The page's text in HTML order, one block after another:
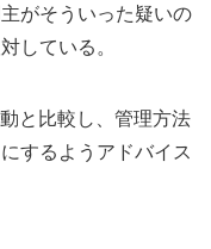
がそういった疑いの
している。
と比較し、管理方法
するようアドバイス